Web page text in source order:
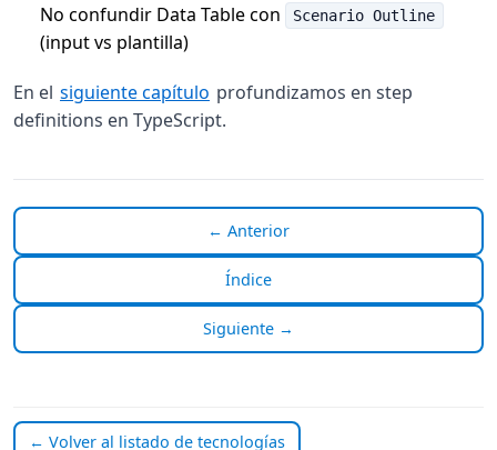
No confundir Data Table con Scenario Outline
(input vs plantilla)
En el siguiente capítulo profundizamos en step
definitions en TypeScript.
← Anterior
Índice
Siguiente →
← Volver al listado de tecnologías